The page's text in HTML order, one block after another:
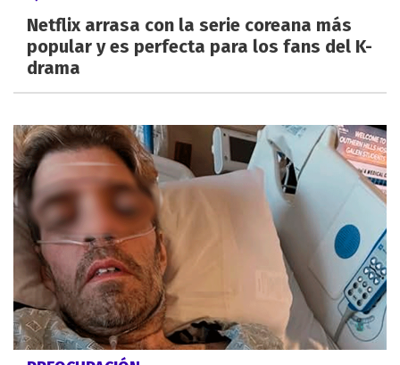
Netflix arrasa con la serie coreana más
popular y es perfecta para los fans del K-
drama